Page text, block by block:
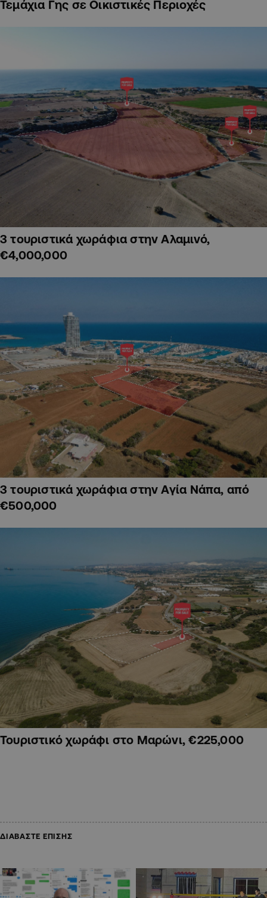
Τεμάχια Γης σε Οικιστικές Περιοχές
3 τουριστικά χωράφια στην Αλαμινό,
€4,000,000
3 τουριστικά χωράφια στην Αγία Νάπα, από
€500,000
Τουριστικό χωράφι στο Μαρώνι, €225,000
ΔΙΑΒΑΣΤΕ ΕΠΙΣΗΣ